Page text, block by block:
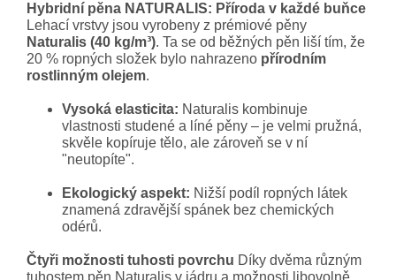
Hybridní pěna NATURALIS: Příroda v každé buňce
Lehací vrstvy jsou vyrobeny z prémiové pěny
Naturalis (40 kg/m³). Ta se od běžných pěn liší tím, že
20 % ropných složek bylo nahrazeno přírodním
rostlinným olejem.
Vysoká elasticita: Naturalis kombinuje
vlastnosti studené a líné pěny – je velmi pružná,
skvěle kopíruje tělo, ale zároveň se v ní
"neutopíte".
Ekologický aspekt: Nižší podíl ropných látek
znamená zdravější spánek bez chemických
odérů.
Čtyři možnosti tuhosti povrchu Díky dvěma různým